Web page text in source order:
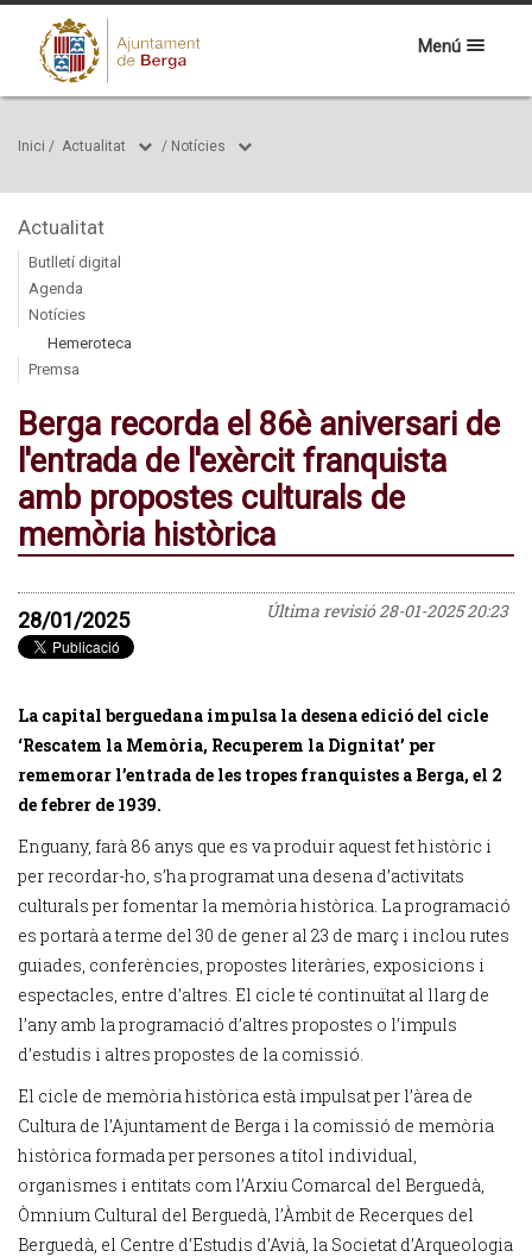
Menú
Inici / Actualitat / Notícies
Actualitat
Butlletí digital
Agenda
Notícies
Hemeroteca
Premsa
Berga recorda el 86è aniversari de
l'entrada de l'exèrcit franquista
amb propostes culturals de
memòria històrica
Última revisió28-01-2025 20:23
28/01/2025
La capital berguedana impulsa la desena edició del cicle
‘Rescatem la Memòria, Recuperem la Dignitat’ per
rememorar l’entrada de les tropes franquistes a Berga, el 2
de febrer de 1939.
Enguany, farà 86 anys que es va produir aquest fet històric i
per recordar-ho, s’ha programat una desena d’activitats
culturals per fomentar la memòria històrica. La programació
es portarà a terme del 30 de gener al 23 de març i inclou rutes
guiades, conferències, propostes literàries, exposicions i
espectacles, entre d’altres. El cicle té continuïtat al llarg de
l’any amb la programació d’altres propostes o l’impuls
d’estudis i altres propostes de la comissió.
El cicle de memòria històrica està impulsat per l’àrea de
Cultura de l’Ajuntament de Berga i la comissió de memòria
històrica formada per persones a títol individual,
organismes i entitats com l’Arxiu Comarcal del Berguedà,
Òmnium Cultural del Berguedà, l’Àmbit de Recerques del
Berguedà, el Centre d’Estudis d’Avià, la Societat d’Arqueologia